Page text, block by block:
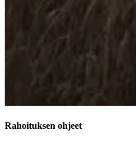
Rahoituksen ohjeet